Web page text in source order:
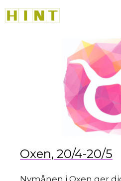
till
Oxen, 20/4-20/5
Nymånen i Oxen ger